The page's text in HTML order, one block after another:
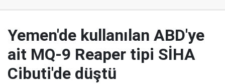
Yemen'de kullanılan ABD'ye
ait MQ-9 Reaper tipi SİHA
Cibuti'de düştü